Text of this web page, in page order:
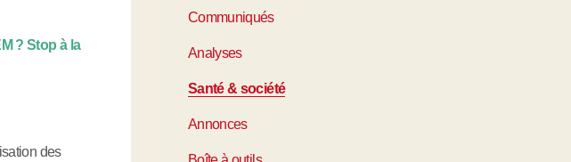
? Stop à la
des
Communiqués
Analyses
Santé & société
Annonces